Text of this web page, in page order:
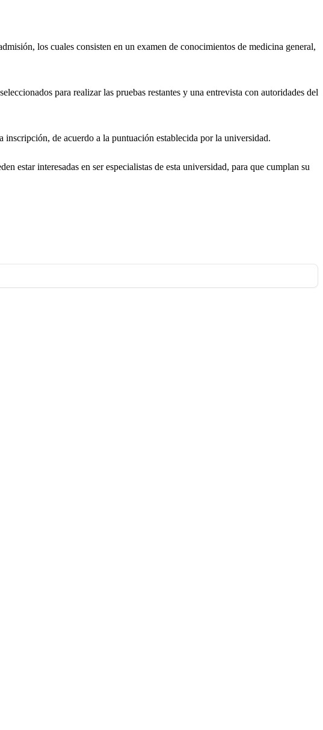
los cuales consisten en un examen de conocimientos de medicina general,
para realizar las pruebas restantes y una entrevista con autoridades del
inscripción, de acuerdo a la puntuación establecida por la universidad.
estar interesadas en ser especialistas de esta universidad, para que cumplan su